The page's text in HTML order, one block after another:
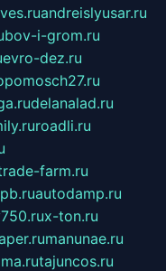
andreislyusar.ru
i-grom.ru
evro-dez.ru
delanalad.ru
roadli.ru
farm.ru
autodamp.ru
x-ton.ru
manunae.ru
tajuncos.ru